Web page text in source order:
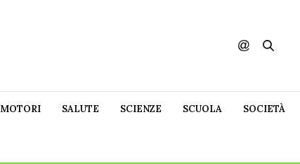
MOTORI SALUTE SCIENZE SCUOLA SOCIETÀ